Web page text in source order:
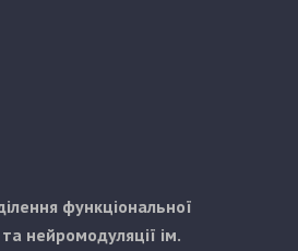
функціональної
та нейромодуляції ім.